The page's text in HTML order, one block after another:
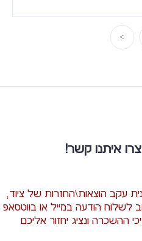
איתנו קשר!
עקב הוצאות\החזרות של ציוד,
לשלוח הודעה במייל או בווטסאפ
ההשכרה ונציג יחזור אליכם